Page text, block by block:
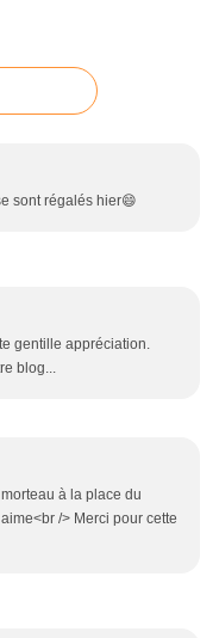
sont régalés hier😄
gentille appréciation.
blog...
à la place du
/> Merci pour cette